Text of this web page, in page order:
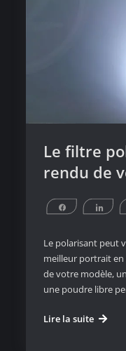
Le filtre
rendu de
Partagez
Le polarisant peut
meilleur portrait en
de votre modèle,
une poudre libre
Lire la suiteLe